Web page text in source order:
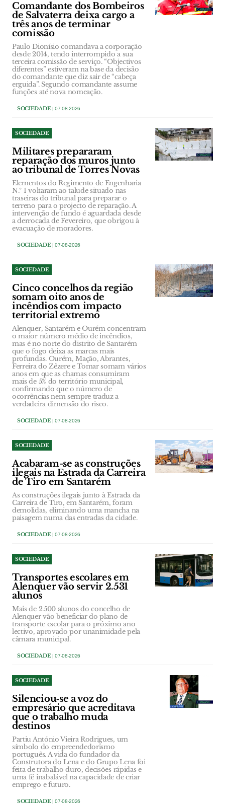
Comandante dos Bombeiros
de Salvaterra deixa cargo a
três anos de terminar
comissão
Paulo Dionísio comandava a corporação
desde 2014, tendo interrompido a sua
terceira comissão de serviço. “Objectivos
diferentes” estiveram na base da decisão
do comandante que diz sair de “cabeça
erguida”. Segundo comandante assume
funções até nova nomeação.
SOCIEDADE| 07-08-2026
SOCIEDADE
Militares prepararam
reparação dos muros junto
ao tribunal de Torres Novas
Elementos do Regimento de Engenharia
N.º 1 voltaram ao talude situado nas
traseiras do tribunal para preparar o
terreno para o projecto de reparação. A
intervenção de fundo é aguardada desde
a derrocada de Fevereiro, que obrigou à
evacuação de moradores.
SOCIEDADE| 07-08-2026
SOCIEDADE
Cinco concelhos da região
somam oito anos de
incêndios com impacto
territorial extremo
Alenquer, Santarém e Ourém concentram
o maior número médio de incêndios,
mas é no norte do distrito de Santarém
que o fogo deixa as marcas mais
profundas. Ourém, Mação, Abrantes,
Ferreira do Zêzere e Tomar somam vários
anos em que as chamas consumiram
mais de 5% do território municipal,
confirmando que o número de
ocorrências nem sempre traduz a
verdadeira dimensão do risco.
SOCIEDADE| 07-08-2026
SOCIEDADE
Acabaram-se as construções
ilegais na Estrada da Carreira
de Tiro em Santarém
As construções ilegais junto à Estrada da
Carreira de Tiro, em Santarém, foram
demolidas, eliminando uma mancha na
paisagem numa das entradas da cidade.
SOCIEDADE| 07-08-2026
SOCIEDADE
Transportes escolares em
Alenquer vão servir 2.531
alunos
Mais de 2.500 alunos do concelho de
Alenquer vão beneficiar do plano de
transporte escolar para o próximo ano
lectivo, aprovado por unanimidade pela
câmara municipal.
SOCIEDADE| 07-08-2026
SOCIEDADE
Silenciou‑se a voz do
empresário que acreditava
que o trabalho muda
destinos
Partiu António Vieira Rodrigues, um
símbolo do empreendedorismo
português. A vida do fundador da
Construtora do Lena e do Grupo Lena foi
feita de trabalho duro, decisões rápidas e
uma fé inabalável na capacidade de criar
emprego e futuro.
SOCIEDADE| 07-08-2026